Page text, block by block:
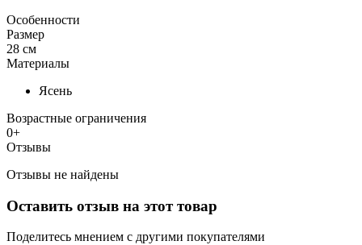
Особенности
Размер
28 см
Материалы
Ясень
Возрастные ограничения
0+
Отзывы
Отзывы не найдены
Оставить отзыв на этот товар
Поделитесь мнением с другими покупателями